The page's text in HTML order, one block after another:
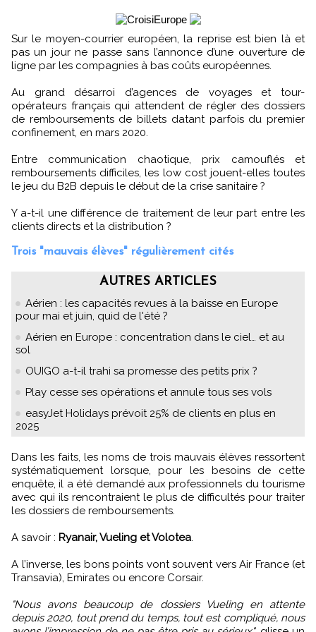
Sur le moyen-courrier européen, la reprise est bien là et
pas un jour ne passe sans l’annonce d’une ouverture de
ligne par les compagnies à bas coûts européennes.
Au grand désarroi d’agences de voyages et tour-
opérateurs français qui attendent de régler des dossiers
de remboursements de billets datant parfois du premier
confinement, en mars 2020.
Entre communication chaotique, prix camouflés et
remboursements difficiles, les low cost jouent-elles toutes
le jeu du B2B depuis le début de la crise sanitaire ?
Y a-t-il une différence de traitement de leur part entre les
clients directs et la distribution ?
Trois "mauvais élèves" régulièrement cités
AUTRES ARTICLES
Aérien : les capacités revues à la baisse en Europe
pour mai et juin, quid de l'été ?
Aérien en Europe : concentration dans le ciel… et au
sol
OUIGO a-t-il trahi sa promesse des petits prix ?
Play cesse ses opérations et annule tous ses vols
easyJet Holidays prévoit 25% de clients en plus en
2025
Dans les faits, les noms de trois mauvais élèves ressortent
systématiquement lorsque, pour les besoins de cette
enquête, il a été demandé aux professionnels du tourisme
avec qui ils rencontraient le plus de difficultés pour traiter
les dossiers de remboursements.
A savoir : Ryanair, Vueling et Volotea
A l’inverse, les bons points vont souvent vers Air France (et
Transavia), Emirates ou encore Corsair.
"Nous avons beaucoup de dossiers Vueling en attente
depuis 2020, tout prend du temps, tout est compliqué, nous